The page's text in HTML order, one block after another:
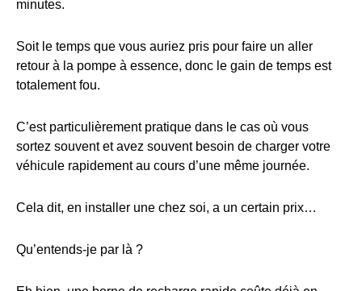
minutes.
Soit le temps que vous auriez pris pour faire un aller
retour à la pompe à essence, donc le gain de temps est
totalement fou.
C’est particulièrement pratique dans le cas où vous
sortez souvent et avez souvent besoin de charger votre
véhicule rapidement au cours d’une même journée.
Cela dit, en installer une chez soi, a un certain prix…
Qu’entends-je par là ?